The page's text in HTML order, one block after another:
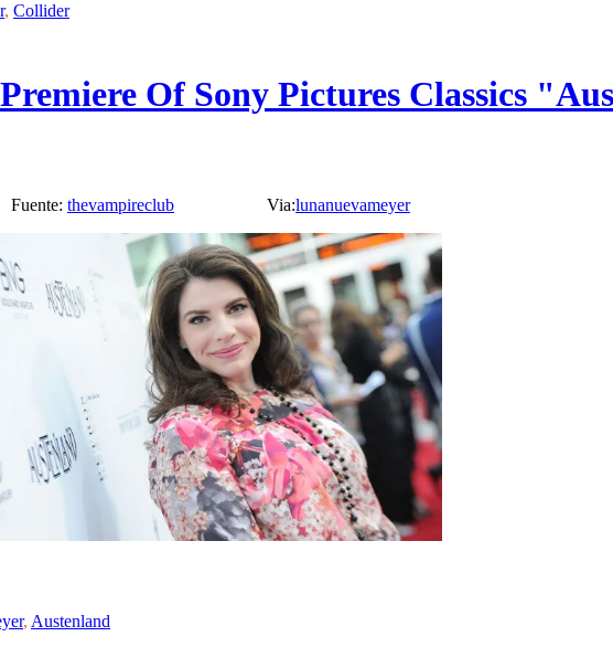
, Collider
Of Sony Pictures Classics
Fuente: thevampireclub Via:lunanuevameyer
, Austenland